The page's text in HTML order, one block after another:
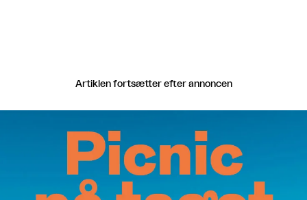
Artiklen fortsætter efter annoncen